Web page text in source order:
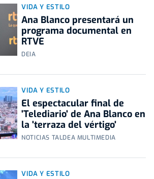
VIDA Y ESTILO
Ana Blanco presentará un
programa documental en
RTVE
DEIA
VIDA Y ESTILO
El espectacular final de
'Telediario' de Ana Blanco en
la 'terraza del vértigo'
NOTICIAS TALDEA MULTIMEDIA
VIDA Y ESTILO